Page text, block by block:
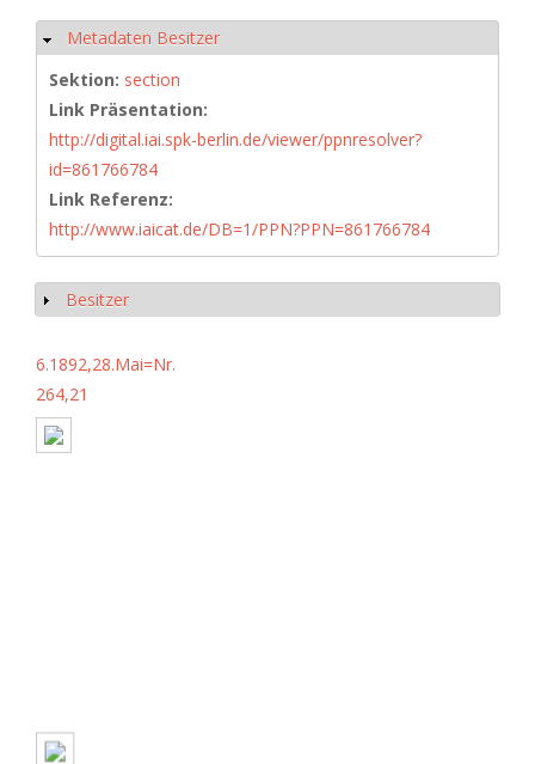
Hide
Metadaten Besitzer
Sektion: section
Link Präsentation:
http://digital.iai.spk-berlin.de/viewer/ppnresolver?
id=861766784
Link Referenz:
http://www.iaicat.de/DB=1/PPN?PPN=861766784
Show
Besitzer
6.1892,28.Mai=Nr.
264,21